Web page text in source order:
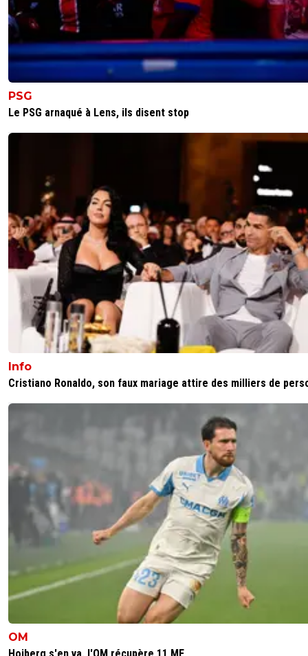
PSG
Le PSG arnaqué à Lens, ils disent stop
Info
Cristiano Ronaldo, son faux mariage attire des milliers de
OM